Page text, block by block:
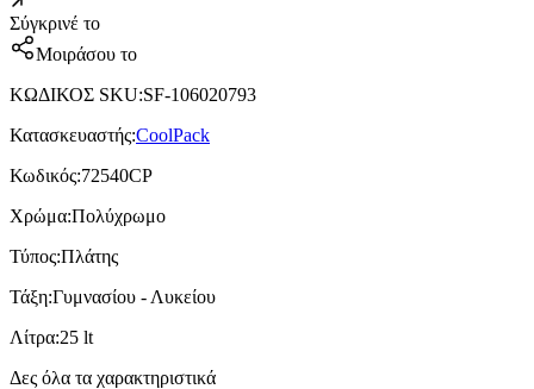
Σύγκρινέ το
Μοιράσου το
ΚΩΔΙΚΟΣ SKU:SF-106020793
Κατασκευαστής:CoolPack
Κωδικός:72540CP
Χρώμα:Πολύχρωμο
Τύπος:Πλάτης
Τάξη:Γυμνασίου - Λυκείου
Λίτρα:25 lt
Δες όλα τα χαρακτηριστικά